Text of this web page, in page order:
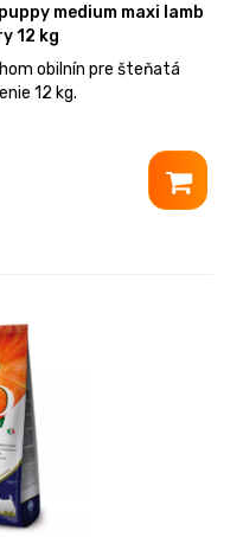
medium maxi lamb
12 kg
obilnín pre šteňatá
12 kg.